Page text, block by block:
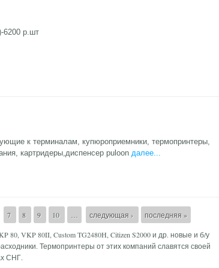
6200 р.шт
к терминалам, купюроприемники, термопринтеры,
картридеры,диспенсер puloonдалее...
7 8 9 10 … следующая › последняя »
80, VKP 80II, Custom TG2480H, Citizen S2000 и др. новые и б/у
Термопринтеры от этих компаний славятся своей
СНГ.